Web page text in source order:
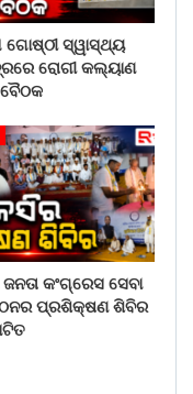
ସ୍ୱାସ୍ଥ୍ୟ
ରୋଗୀ କଲ୍ୟାଣ
କଂଗ୍ରେସ ସେବା
ପ୍ରଶିକ୍ଷଣ ଶିବିର